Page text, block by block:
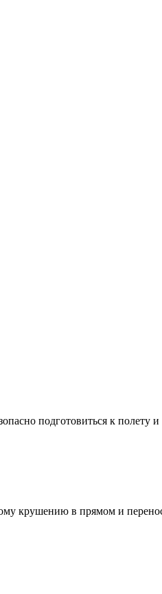
подготовиться к полету
крушению в прямом и